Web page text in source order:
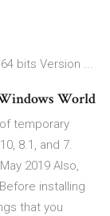
bits Version ...
World
temporary
8.1, and 7.
2019 Also,
installing
that you